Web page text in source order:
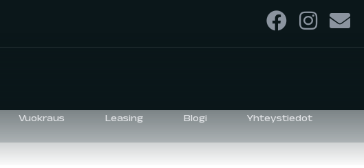
Vuokraus Leasing Blogi Yhteystiedot